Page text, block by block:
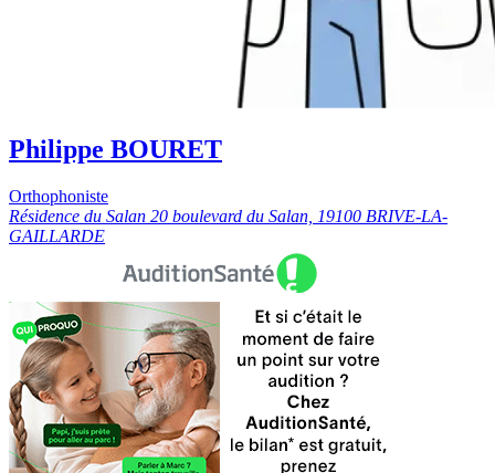
Philippe BOURET
Orthophoniste
Résidence du Salan 20 boulevard du Salan, 19100 BRIVE-LA-
GAILLARDE